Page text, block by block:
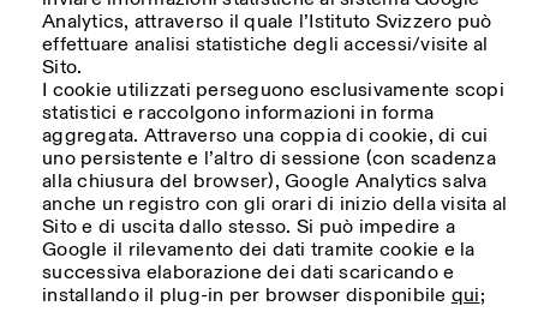
Analytics, attraverso il quale l’Istituto Svizzero può
effettuare analisi statistiche degli accessi/visite al
Sito.
I cookie utilizzati perseguono esclusivamente scopi
statistici e raccolgono informazioni in forma
aggregata. Attraverso una coppia di cookie, di cui
uno persistente e l’altro di sessione (con scadenza
alla chiusura del browser), Google Analytics salva
anche un registro con gli orari di inizio della visita al
Sito e di uscita dallo stesso. Si può impedire a
Google il rilevamento dei dati tramite cookie e la
successiva elaborazione dei dati scaricando e
installando il plug-in per browser disponibile qui;